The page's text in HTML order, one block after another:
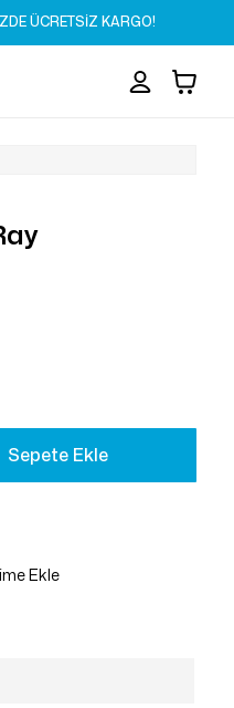
ÜCRETSİZ KARGO!
Close
Cart
Sepete Ekle
Ekle